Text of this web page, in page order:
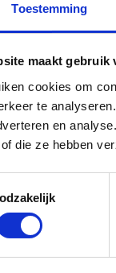
Toestemming
maakt gebruik
cookies om
te
en
die ze hebben
met de software
wat
en flexibel